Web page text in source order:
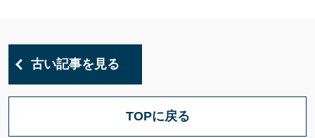
古い記事を見る
TOPに戻る